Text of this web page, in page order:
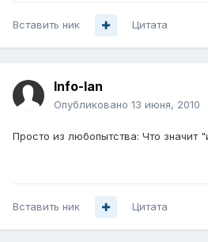
Вставить ник Цитата
Info-lan
Опубликовано 13 июня, 2010
Просто из любопытства: Что значит
Вставить ник Цитата